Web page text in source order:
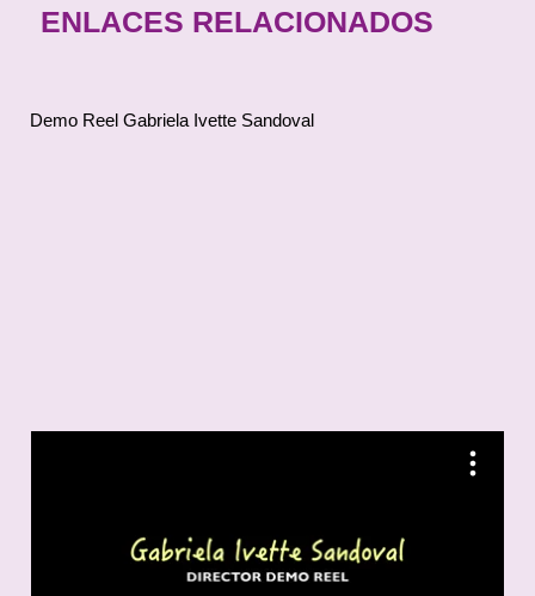
ENLACES RELACIONADOS
Demo Reel Gabriela Ivette Sandoval